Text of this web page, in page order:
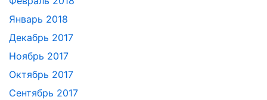
Январь 2018
Декабрь 2017
Ноябрь 2017
Октябрь 2017
Сентябрь 2017